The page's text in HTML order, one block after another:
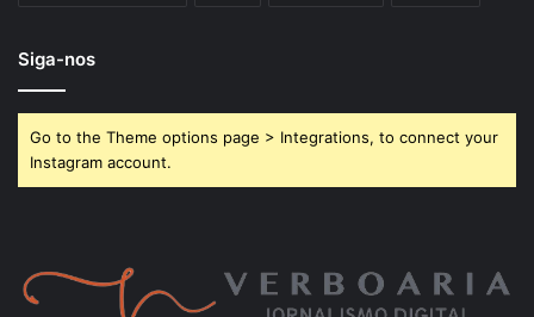
Siga-nos
Go to the Theme options page > Integrations, to connect your
Instagram account.